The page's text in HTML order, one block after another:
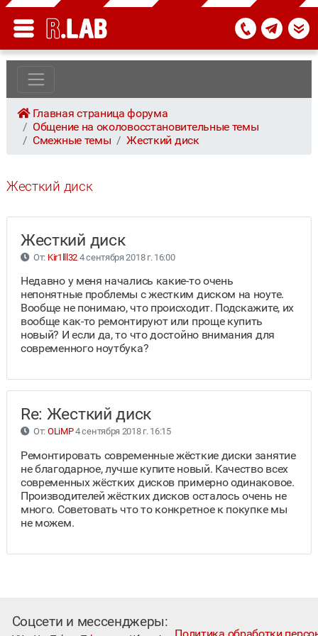
Главная страница форума
Общение на околовосстановительные темы
Смежные темы
Жесткий диск
Жесткий диск
Жесткий диск
От: Kir1lll32 4 сентября 2018 г. 16:00
Недавно у меня начались какие-то очень
непонятные проблемы с жестким диском на ноуте.
Вообще не понимаю, что происходит. Подскажите, их
вообще как-то ремонтируют или проще купить
новый? И если да, то что достойно внимания для
современного ноутбука?
Re: Жесткий диск
От: OLiMP4 сентября 2018 г. 16:15
Ремонтировать современные жёсткие диски занятие
не благодарное, лучше купите новый. Качество всех
современных жёстких дисков примерно одинаковое.
Производителей жёстких дисков осталось очень не
много. Советовать что то конкретное к покупке мы
не можем.
Соцсети и мессенджеры: